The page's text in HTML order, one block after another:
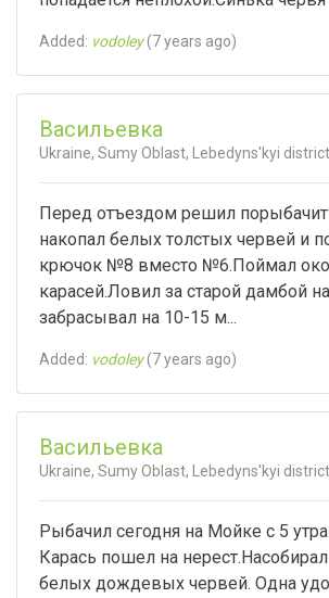
Added: vodoley(7 years ago)
Васильевка
Ukraine, Sumy Oblast, Lebedyns'kyi district
Перед отъездом решил
накопал белых толстых червей и
крючок №8 вместо №6.Поймал
карасей.Ловил за старой дамбой
забрасывал на 10-15 м...
Added: vodoley(7 years ago)
Васильевка
Ukraine, Sumy Oblast, Lebedyns'kyi district
Рыбачил сегодня на Мойке с 5
Карась пошел на
белых дождевых червей. Одна